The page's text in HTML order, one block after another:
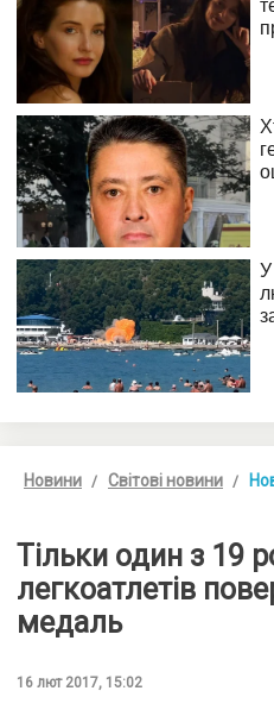
Новини Світові новини
Тільки один з 19
легкоатлетів
медаль
16 лют 2017, 15:02